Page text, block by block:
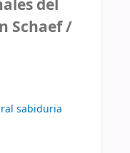
del
Schaef /
sabiduria